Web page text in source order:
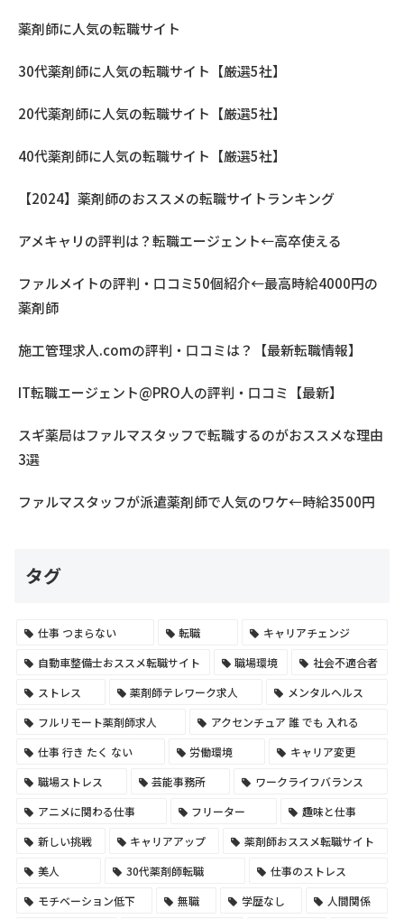
薬剤師に人気の転職サイト
30代薬剤師に人気の転職サイト【厳選5社】
20代薬剤師に人気の転職サイト【厳選5社】
40代薬剤師に人気の転職サイト【厳選5社】
【2024】薬剤師のおススメの転職サイトランキング
アメキャリの評判は？転職エージェント←高卒使える
ファルメイトの評判・口コミ50個紹介←最高時給4000円の
薬剤師
施工管理求人.comの評判・口コミは？【最新転職情報】
IT転職エージェント@PRO人の評判・口コミ【最新】
スギ薬局はファルマスタッフで転職するのがおススメな理由
3選
ファルマスタッフが派遣薬剤師で人気のワケ←時給3500円
タグ
仕事 つまらない 転職
キャリアチェンジ
自動車整備士おススメ転職サイト
職場環境
社会不適合者
ストレス
薬剤師テレワーク求人
メンタルヘルス
フルリモート薬剤師求人
アクセンチュア 誰 でも 入れる
仕事 行き たく ない
労働環境
キャリア変更
職場ストレス
芸能事務所
ワークライフバランス
アニメに関わる仕事
フリーター
趣味と仕事
新しい挑戦
キャリアアップ
薬剤師おススメ転職サイト
美人
30代薬剤師転職
仕事のストレス
モチベーション低下
無職 学歴なし
人間関係